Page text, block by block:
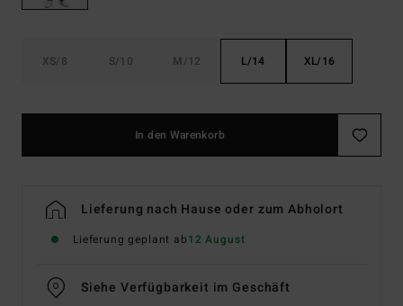
XS/8 S/10 M/12 L/14 XL/16
In den Warenkorb
Lieferung nach Hause oder zum Abholort
Lieferung geplant ab12 August
Siehe Verfügbarkeit im Geschäft